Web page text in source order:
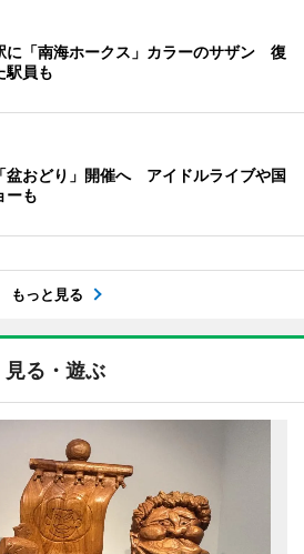
に「南海ホークス」カラーのサザン 復
駅員も
盆おどり」開催へ アイドルライブや国
ーも
もっと見る
見る・遊ぶ